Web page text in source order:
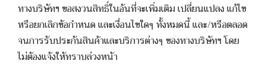
ทางบริษัทฯ ขอสงวนสิทธิ์ในอันที่จะเพิ่มเติม เปลี่ยนแปลง แก้ไข
หรือยกเลิกข้อกำหนด และเงื่อนไขใดๆ ทั้งหมดนี้ และ/หรือตลอด
จนการรับประกันสินค้าและบริการต่างๆ ของทางบริษัทฯ โดย
ไม่ต้องแจ้งให้ทราบล่วงหน้า